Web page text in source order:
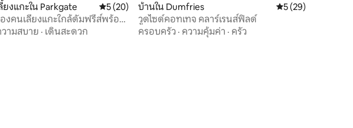
62 รีวิว
งแกะใน Parkgate คะแนนเฉลี่ย 5 จาก 5, 20 รีวิว
5 (20)
งคนเลี้ยงแกะใกล้ดัมฟรีส์พร้อม
กมาย
ามสบาย · เดินสะดวก
บ้านใน Dumfries คะแนนเฉลี่ย 5 จาก
5 (29)
วูดไซด์คอทเทจ คลาร์เรนส์ฟิลด์
ครอบครัว · ความคุ้มค่า · ครัว